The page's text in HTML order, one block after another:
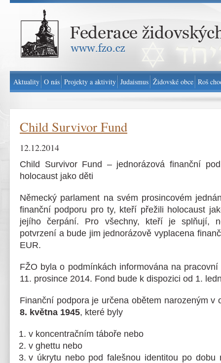
Federace židovských obcí v ČR - www.fzo.cz
Child Survivor Fund
12.12.2014
Child Survivor Fund – jednorázová finanční
holocaust jako děti
Německý parlament na svém prosincovém
finanční podporu pro ty, kteří přežili holocaust
jejího čerpání. Pro všechny, kteří je splňují,
potvrzení a bude jim jednorázově vyplacena
EUR.
FŽO byla o podmínkách informována na
11. prosince 2014. Fond bude k dispozici od 1.
Finanční podpora je určena obětem narozeným v
8. května 1945, které byly
v koncentračním táboře nebo
v ghettu nebo
v úkrytu nebo pod falešnou identitou po dobu
Aktuality O nás Projekty a aktivity Judaismus Židovské obce Roš